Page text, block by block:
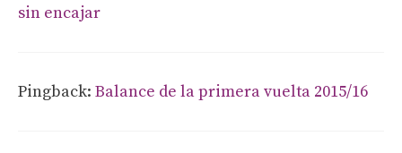
sin encajar
Pingback: Balance de la primera vuelta 2015/16